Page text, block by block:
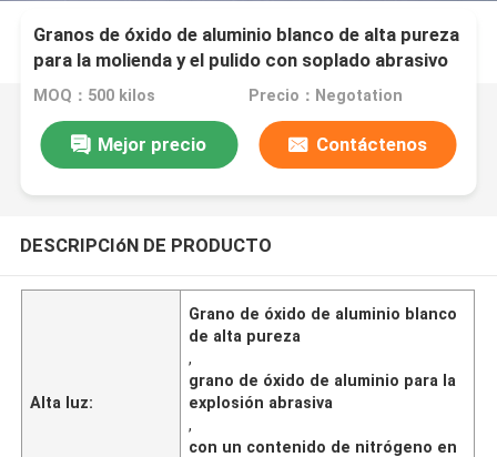
Granos de óxido de aluminio blanco de alta pureza
para la molienda y el pulido con soplado abrasivo
en la industria automotriz, aeroespacial y
MOQ：500 kilos Precio：Negotation
Mejor precio Contáctenos
DESCRIPCIóN DE PRODUCTO
Alta luz:
Grano de óxido de aluminio blanco
de alta pureza
,
grano de óxido de aluminio para la
explosión abrasiva
,
con un contenido de nitrógeno en